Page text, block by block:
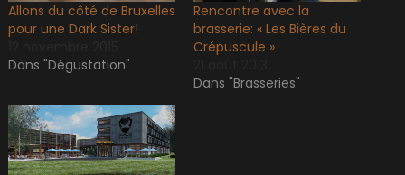
Allons du côté de Bruxelles
pour une Dark Sister!
Dans "Dégustation"
Rencontre avec la
brasserie: « Les Bières du
Crépuscule »
Dans "Brasseries"